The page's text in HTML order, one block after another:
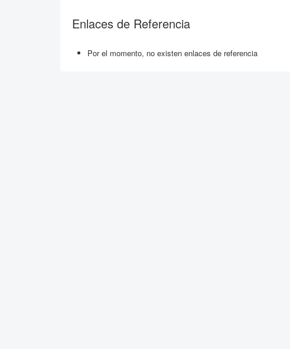
Enlaces de Referencia
Por el momento, no existen enlaces de referencia